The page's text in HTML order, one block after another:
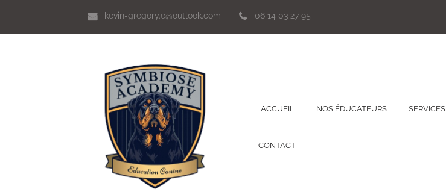
kevin-gregory.e@outlook.com 06 14 03 27 95
ACCUEIL NOS ÉDUCATEURS SERVICES
CONTACT